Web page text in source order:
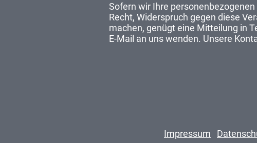
Sofern wir Ihre
Recht, Widerspruch gegen diese
machen, genügt eine Mitteilung in
E-Mail an uns wenden. Unsere
Impressum